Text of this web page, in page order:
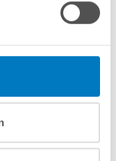
weiter:
Anfrageformular